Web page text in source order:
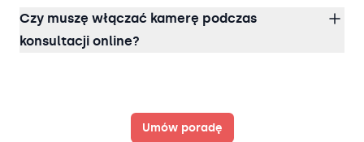
Czy muszę włączać kamerę podczas
konsultacji online?
Umów poradę